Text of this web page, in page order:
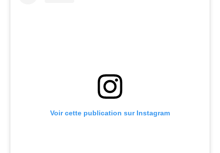
Voir cette publication sur Instagram